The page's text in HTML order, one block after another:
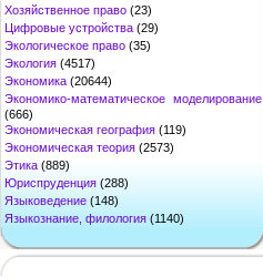
Хозяйственное право (23)
Цифровые устройства (29)
Экологическое право (35)
Экология (4517)
Экономика (20644)
Экономико-математическое моделирование
(666)
Экономическая география (119)
Экономическая теория (2573)
Этика (889)
Юриспруденция (288)
Языковедение (148)
Языкознание, филология (1140)